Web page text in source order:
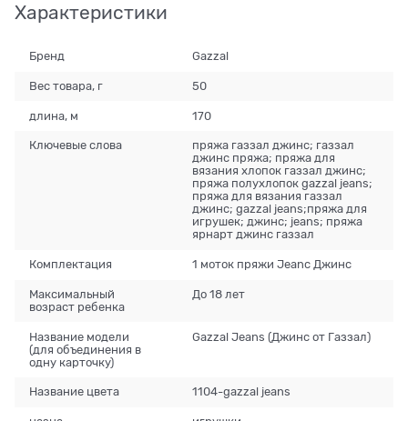
Характеристики
Бренд Gazzal
Вес товара, г 50
длина, м 170
Ключевые слова
пряжа газзал джинс; газзал
джинс пряжа; пряжа для
вязания хлопок газзал джинс;
пряжа полухлопок gazzal jeans;
пряжа для вязания газзал
джинс; gazzal jeans;пряжа для
игрушек; джинс; jeans; пряжа
ярнарт джинс газзал
Комплектация 1 моток пряжи Jeanc Джинс
Максимальный
возраст ребенка
До 18 лет
Название модели
(для объединения в
одну карточку)
Gazzal Jeans (Джинс от Газзал)
Название цвета 1104-gazzal jeans